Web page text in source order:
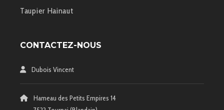
Taupier Hainaut
CONTACTEZ-NOUS
Dubois Vincent
Hameau des Petits Empires 14